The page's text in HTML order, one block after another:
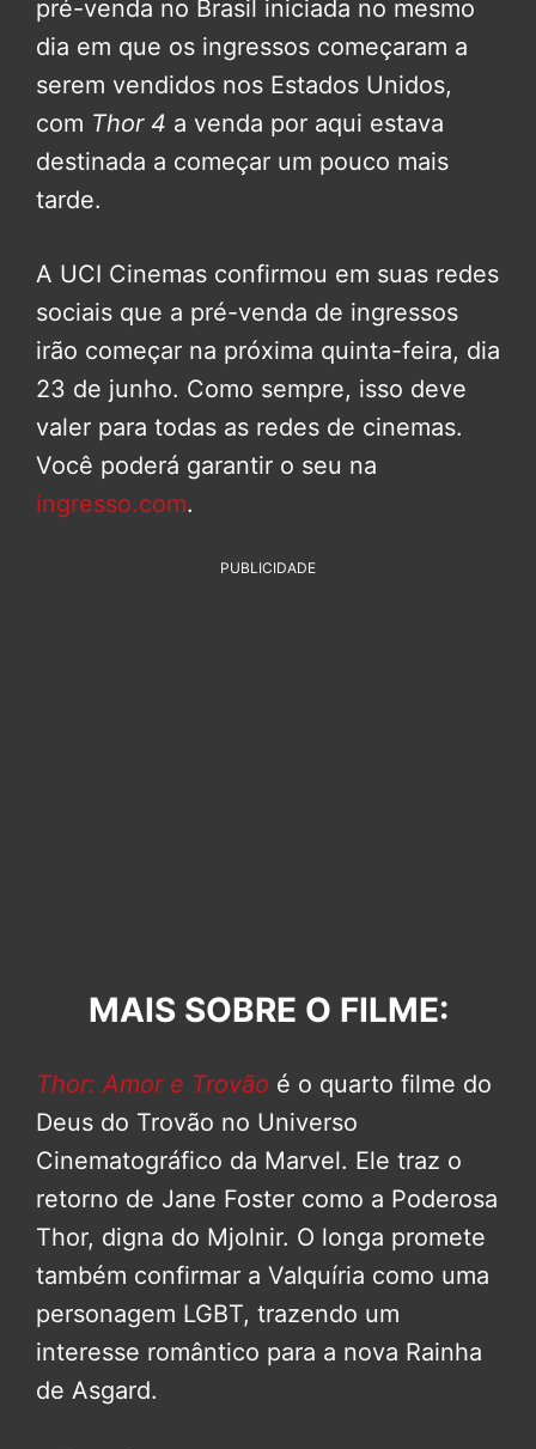
pré-venda no Brasil iniciada no mesmo
dia em que os ingressos começaram a
serem vendidos nos Estados Unidos,
com Thor 4 a venda por aqui estava
destinada a começar um pouco mais
tarde.
A UCI Cinemas confirmou em suas redes
sociais que a pré-venda de ingressos
irão começar na próxima quinta-feira, dia
23 de junho. Como sempre, isso deve
valer para todas as redes de cinemas.
Você poderá garantir o seu na
ingresso.com.
PUBLICIDADE
MAIS SOBRE O FILME:
Thor: Amor e Trovão é o quarto filme do
Deus do Trovão no Universo
Cinematográfico da Marvel. Ele traz o
retorno de Jane Foster como a Poderosa
Thor, digna do Mjolnir. O longa promete
também confirmar a Valquíria como uma
personagem LGBT, trazendo um
interesse romântico para a nova Rainha
de Asgard.